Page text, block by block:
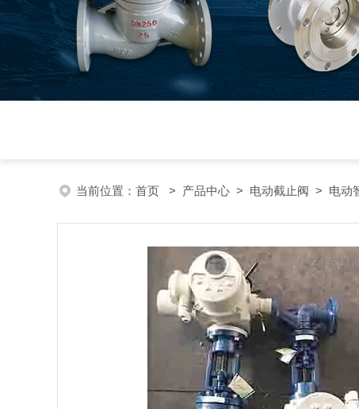
当前位置： 首页 > 产品中心 > 电动截止阀 > 电动